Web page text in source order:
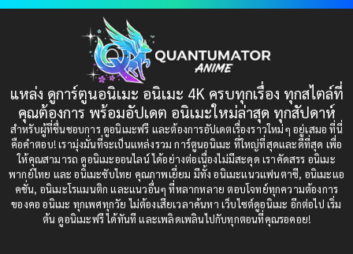
Bondage (ทาส)(1)
(1)
Censored (เซ็นเซอร์)(19)
Comedy (ตลก)(235)
Comedy (ตลก)(85)
Comic Book การ์ตูน(1)
1997
1993
1991
1989
1988
1987
1985
1984
1983
1982
1981
1980
1979
แหล่ง ดูการ์ตูนอนิเมะ อนิเมะ 4K ครบทุกเรื่อง ทุกสไตล์ที่
คุณต้องการ พร้อมอัปเดต อนิเมะใหม่ล่าสุด ทุกสัปดาห์
สำหรับผู้ที่ชื่นชอบการ ดูอนิเมะฟรี และต้องการอัปเดตเรื่องราวใหม่ๆ อยู่เสมอ ที่นี่
คือคำตอบ! เรามุ่งมั่นที่จะเป็นแหล่งรวม การ์ตูนอนิเมะ ที่ใหญ่ที่สุดและดีที่สุด เพื่อ
ให้คุณสามารถ ดูอนิเมะออนไลน์ ได้อย่างต่อเนื่องไม่มีสะดุด เราคัดสรร อนิเมะ
พากย์ไทย และ อนิเมะซับไทย คุณภาพเยี่ยม มีทั้ง อนิเมะแนวแฟนตาซี, อนิเมะแอ
คชั่น, อนิเมะโรแมนติก และแนวอื่นๆ ที่หลากหลาย ตอบโจทย์ทุกความต้องการ
ของคอ อนิเมะ ทุกเพศทุกวัย ไม่ต้องเสียเวลาค้นหา เว็บไซต์ดูอนิเมะ อีกต่อไป เริ่ม
ต้น ดูอนิเมะฟรี ได้ทันที และเพลิดเพลินไปกับทุกตอนที่คุณรอคอย!